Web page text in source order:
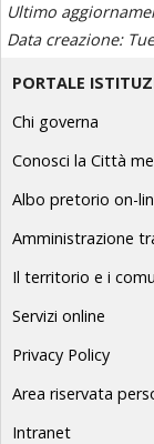
Ultimo
Data creazione:
PORTALE
Chi governa
Conosci la Città
Albo pretorio on-
Amministrazione
Il territorio e i
Servizi online
Privacy Policy
Area riservata
Intranet